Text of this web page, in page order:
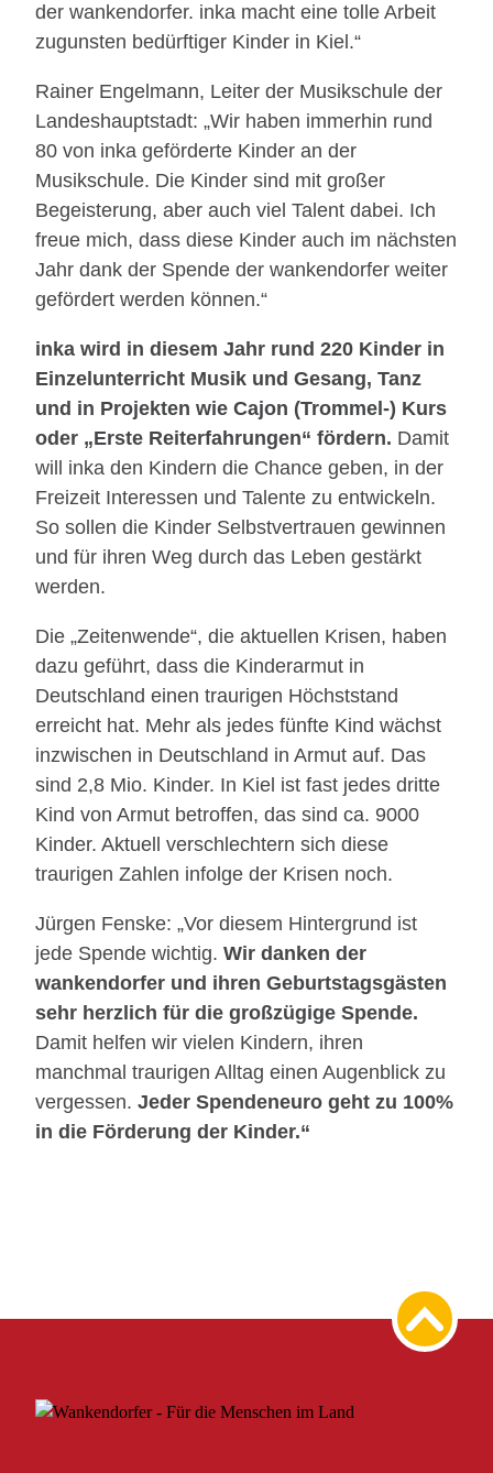
der wankendorfer. inka macht eine tolle Arbeit
zugunsten bedürftiger Kinder in Kiel.“
Rainer Engelmann, Leiter der Musikschule der
Landeshauptstadt: „Wir haben immerhin rund
80 von inka geförderte Kinder an der
Musikschule. Die Kinder sind mit großer
Begeisterung, aber auch viel Talent dabei. Ich
freue mich, dass diese Kinder auch im nächsten
Jahr dank der Spende der wankendorfer weiter
gefördert werden können.“
inka wird in diesem Jahr rund 220 Kinder in
Einzelunterricht Musik und Gesang, Tanz
und in Projekten wie Cajon (Trommel-) Kurs
oder „Erste Reiterfahrungen“ fördern. Damit
will inka den Kindern die Chance geben, in der
Freizeit Interessen und Talente zu entwickeln.
So sollen die Kinder Selbstvertrauen gewinnen
und für ihren Weg durch das Leben gestärkt
werden.
Die „Zeitenwende“, die aktuellen Krisen, haben
dazu geführt, dass die Kinderarmut in
Deutschland einen traurigen Höchststand
erreicht hat. Mehr als jedes fünfte Kind wächst
inzwischen in Deutschland in Armut auf. Das
sind 2,8 Mio. Kinder. In Kiel ist fast jedes dritte
Kind von Armut betroffen, das sind ca. 9000
Kinder. Aktuell verschlechtern sich diese
traurigen Zahlen infolge der Krisen noch.
Jürgen Fenske: „Vor diesem Hintergrund ist
jede Spende wichtig. Wir danken der
wankendorfer und ihren Geburtstagsgästen
sehr herzlich für die großzügige Spende.
Damit helfen wir vielen Kindern, ihren
manchmal traurigen Alltag einen Augenblick zu
vergessen. Jeder Spendeneuro geht zu 100%
in die Förderung der Kinder.“